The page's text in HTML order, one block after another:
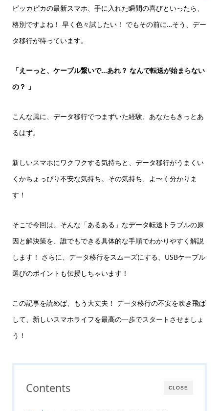
ピッカピカの最新スマホ、手に入れた瞬間の喜びといったら、
格別ですよね！ 早く色々試したい！ でもその前に…そう、デー
タ移行が待っています。
「えーっと、ケーブル繋いで…あれ？ なんで転送が始まらない
の？ 」
こんな風に、データ移行でつまずいた経験、あなたもきっとあ
るはず。
新しいスマホにワクワクする気持ちと、データ移行がうまくい
くかちょっぴり不安な気持ち。その気持ち、よ〜く分かりま
す！
そこで今回は、そんな「あるある」なデータ転送トラブルの原
因と解決策を、誰でもできる具体的な手順でわかりやすく解説
します！ さらに、データ移行をスムーズにする、USBケーブル
選びのポイントも伝授しちゃいます！
この記事を読めば、もう大丈夫！ データ移行の不安を吹き飛ば
して、新しいスマホライフを最高の一歩でスタートさせましょ
う！
CLOSE
Contents